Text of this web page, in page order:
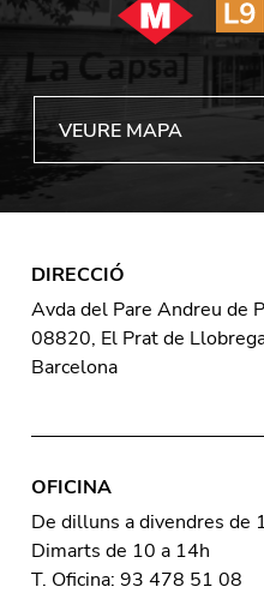
VEURE MAPA
DIRECCIÓ
Avda del Pare Andreu de
08820, El Prat de
Barcelona
OFICINA
De dilluns a divendres de
Dimarts de 10 a 14h
T. Oficina: 93 478 51 08